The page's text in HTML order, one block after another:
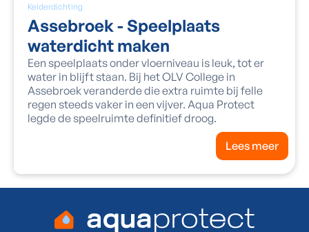
Kelderdichting
Assebroek - Speelplaats
waterdicht maken
Een speelplaats onder vloerniveau is leuk, tot er
water in blijft staan. Bij het OLV College in
Assebroek veranderde die extra ruimte bij felle
regen steeds vaker in een vijver. Aqua Protect
legde de speelruimte definitief droog.
Lees meer